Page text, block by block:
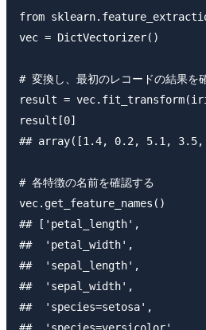
from
vec = DictVectorizer()
# 変換し、最初のレコードの結果を
result =
result[0]
## array([1.4, 0.2, 5.1,
# 各特徴の名前を確認する
vec.get_feature_names()
## ['petal_length',
##  'petal_width',
##  'sepal_length',
##  'sepal_width',
##  'species=setosa',